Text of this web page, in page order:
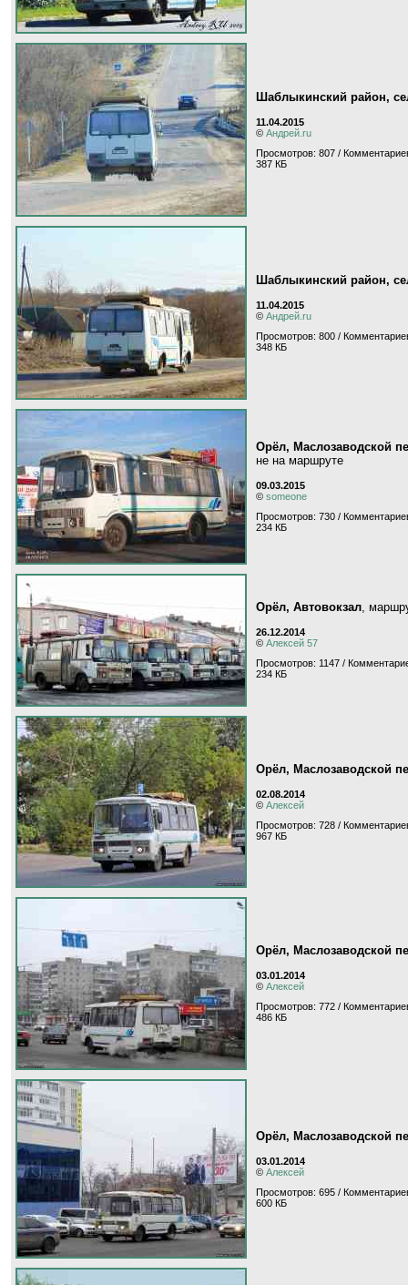
Шаблыкинский район,
11.04.2015
© Андрей.ru
Просмотров: 807 /
387 КБ
Шаблыкинский район,
11.04.2015
© Андрей.ru
Просмотров: 800 /
348 КБ
Орёл, Маслозаводской
не на маршруте
09.03.2015
© someone
Просмотров: 730 /
234 КБ
Орёл, Автовокзал,
26.12.2014
© Алексей 57
Просмотров: 1147 /
234 КБ
Орёл, Маслозаводской
02.08.2014
© Алексей
Просмотров: 728 /
967 КБ
Орёл, Маслозаводской
03.01.2014
© Алексей
Просмотров: 772 /
486 КБ
Орёл, Маслозаводской
03.01.2014
© Алексей
Просмотров: 695 /
600 КБ